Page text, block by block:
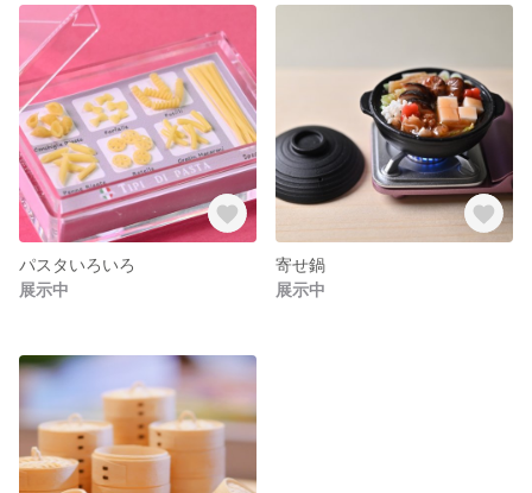
パスタいろいろ
展示中
寄せ鍋
展示中